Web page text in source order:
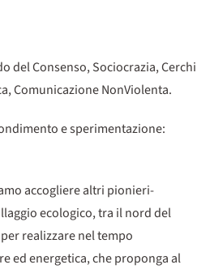
del Consenso, Sociocrazia, Cerchi
Comunicazione NonViolenta.
e sperimentazione:
accogliere altri pionieri-
ecologico, tra il nord del
realizzare nel tempo
ed energetica, che proponga al